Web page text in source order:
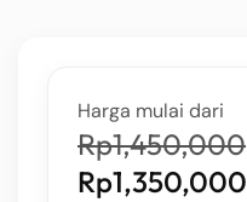
Harga mulai dari
Rp1,450,000
Rp1,350,000